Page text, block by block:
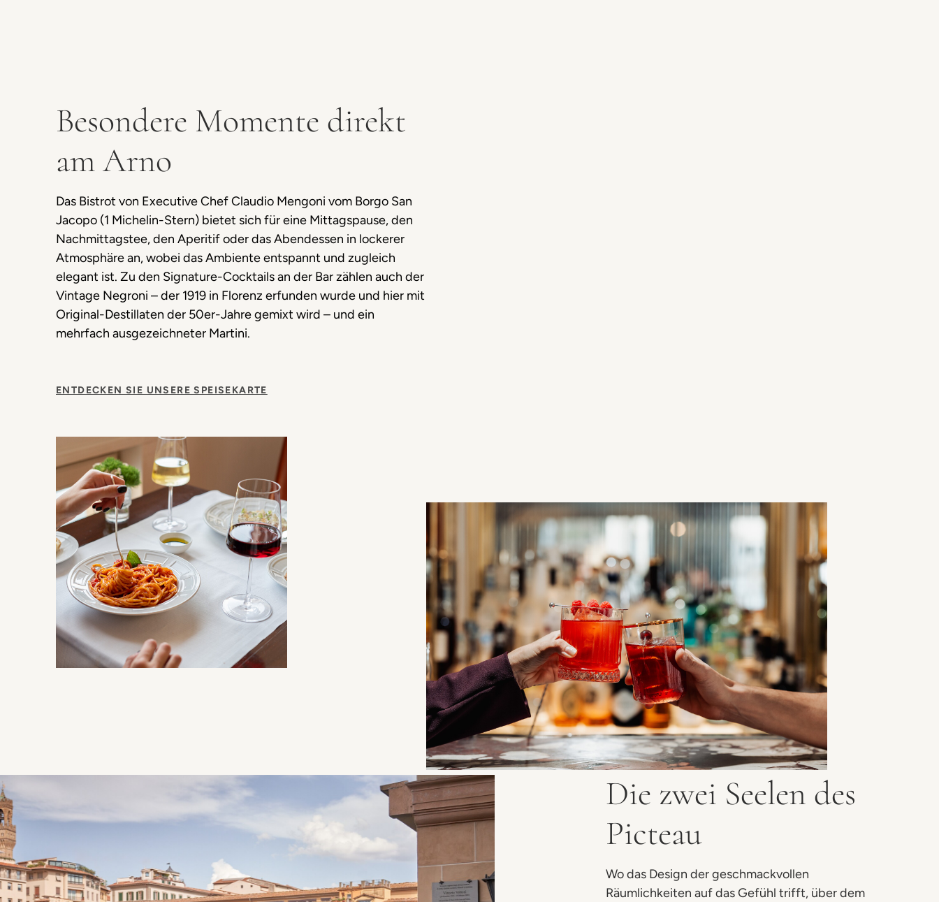
Besondere Momente direkt
am Arno
Das Bistrot von Executive Chef Claudio Mengoni vom Borgo San
Jacopo (1 Michelin-Stern) bietet sich für eine Mittagspause, den
Nachmittagstee, den Aperitif oder das Abendessen in lockerer
Atmosphäre an, wobei das Ambiente entspannt und zugleich
elegant ist. Zu den Signature-Cocktails an der Bar zählen auch der
Vintage Negroni – der 1919 in Florenz erfunden wurde und hier mit
Original-Destillaten der 50er-Jahre gemixt wird – und ein
mehrfach ausgezeichneter Martini.
ENTDECKEN SIE UNSERE SPEISEKARTE
Die zwei Seelen des
Picteau
Wo das Design der geschmackvollen
Räumlichkeiten auf das Gefühl trifft, über dem